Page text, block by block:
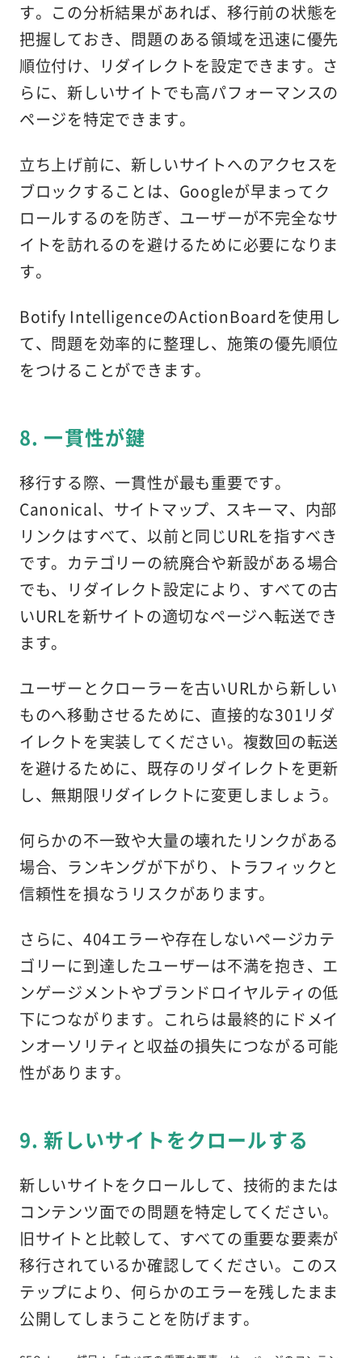
す。この分析結果があれば、移行前の状態を
把握しておき、問題のある領域を迅速に優先
順位付け、リダイレクトを設定できます。さ
らに、新しいサイトでも高パフォーマンスの
ページを特定できます。
立ち上げ前に、新しいサイトへのアクセスを
ブロックすることは、Googleが早まってク
ロールするのを防ぎ、ユーザーが不完全なサ
イトを訪れるのを避けるために必要になりま
す。
Botify IntelligenceのActionBoardを使用し
て、問題を効率的に整理し、施策の優先順位
をつけることができます。
8. 一貫性が鍵
移行する際、一貫性が最も重要です。
Canonical、サイトマップ、スキーマ、内部
リンクはすべて、以前と同じURLを指すべき
です。カテゴリーの統廃合や新設がある場合
でも、リダイレクト設定により、すべての古
いURLを新サイトの適切なページへ転送でき
ます。
ユーザーとクローラーを古いURLから新しい
ものへ移動させるために、直接的な301リダ
イレクトを実装してください。複数回の転送
を避けるために、既存のリダイレクトを更新
し、無期限リダイレクトに変更しましょう。
何らかの不一致や大量の壊れたリンクがある
場合、ランキングが下がり、トラフィックと
信頼性を損なうリスクがあります。
さらに、404エラーや存在しないページカテ
ゴリーに到達したユーザーは不満を抱き、エ
ンゲージメントやブランドロイヤルティの低
下につながります。これらは最終的にドメイ
ンオーソリティと収益の損失につながる可能
性があります。
9. 新しいサイトをクロールする
新しいサイトをクロールして、技術的または
コンテンツ面での問題を特定してください。
旧サイトと比較して、すべての重要な要素が
移行されているか確認してください。このス
テップにより、何らかのエラーを残したまま
公開してしまうことを防げます。